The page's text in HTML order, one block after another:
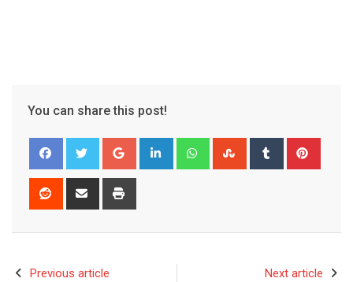
You can share this post!
Google+ LinkedIn WhatsappStumbleUpon
Tumblr
Reddit
Share
Previous article Next article